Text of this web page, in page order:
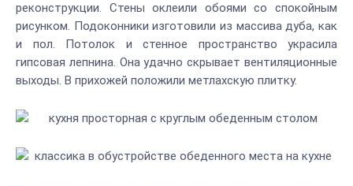
реконструкции. Стены оклеили обоями со спокойным
рисунком. Подоконники изготовили из массива дуба, как
и пол. Потолок и стенное пространство украсила
гипсовая лепнина. Она удачно скрывает вентиляционные
выходы. В прихожей положили метлахскую плитку.